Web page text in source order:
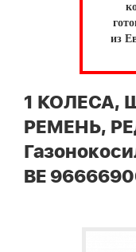
из
1 КОЛЕСА,
РЕМЕНЬ,
BE